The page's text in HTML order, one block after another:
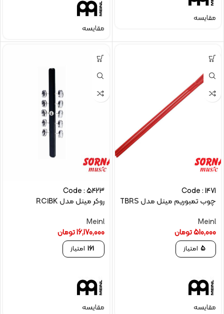
مقایسه
مقایسه
Code : 1471
چوب تمبوریم مینل مدل TBRS
Meinl
510,000تومان
5 امتیاز
مقایسه
Code : 5423
روکر مینل مدل RC1BK
Meinl
16,170,000تومان
161 امتیاز
مقایسه